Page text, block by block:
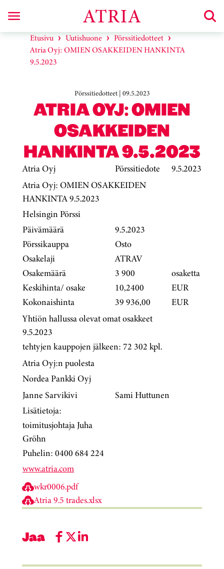
Etusivu Uutishuone
Pörssitiedotteet
Atria Oyj: OMIEN OSAKKEIDEN HANKINTA
9.5.2023
Pörssitiedotteet | 09.5.2023
ATRIA OYJ: OMIEN
OSAKKEIDEN
HANKINTA 9.5.2023
Atria Oyj Pörssitiedote
9.5.2023
Atria Oyj: OMIEN OSAKKEIDEN
HANKINTA 9.5.2023
Helsingin Pörssi
Päivämäärä
9.5.2023
Pörssikauppa
Osto
Osakelaji
ATRAV
Osakemäärä
3 900
osaketta
Keskihinta/ osake
10,2400
EUR
Kokonaishinta
39 936,00
EUR
Yhtiön hallussa olevat omat osakkeet
9.5.2023
tehtyjen kauppojen jälkeen: 72 302 kpl.
Atria Oyj:n puolesta
Nordea Pankki Oyj
Janne Sarvikivi
Sami Huttunen
Lisätietoja:
toimitusjohtaja Juha
Gröhn
Puhelin: 0400 684 224
www.atria.com
wkr0006.pdf
Atria 9.5 trades.xlsx
Jaa